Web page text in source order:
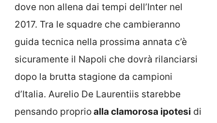
dove non allena dai tempi dell’Inter nel
2017. Tra le squadre che cambieranno
guida tecnica nella prossima annata c’è
sicuramente il Napoli che dovrà rilanciarsi
dopo la brutta stagione da campioni
d’Italia. Aurelio De Laurentiis starebbe
pensando proprioalla clamorosa ipotesi di